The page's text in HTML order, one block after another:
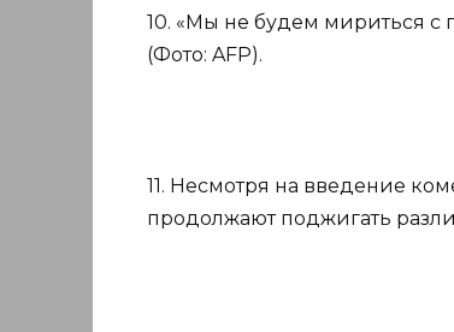
10. «Мы не будем мириться с
(Фото: AFP).
11. Несмотря на введение
продолжают поджигать